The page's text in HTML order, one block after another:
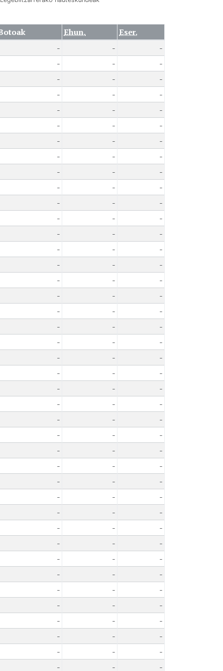
Ehun.
Eser.
- -
-
- -
-
- -
-
- -
-
- -
-
- -
-
- -
-
- -
-
- -
-
- -
-
- -
-
- -
-
- -
-
- -
-
- -
-
- -
-
- -
-
- -
-
- -
-
- -
-
- -
-
- -
-
- -
-
- -
-
- -
-
- -
-
- -
-
- -
-
- -
-
- -
-
- -
-
- -
-
- -
-
- -
-
- -
-
- -
-
- -
-
- -
-
- -
-
- -
-
- -
-